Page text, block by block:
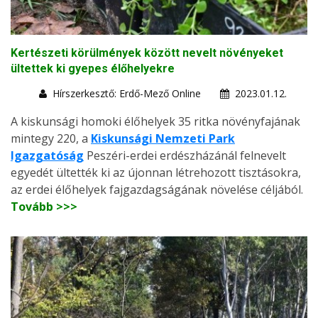
Kertészeti körülmények között nevelt növényeket
ültettek ki gyepes élőhelyekre
Hírszerkesztő: Erdő-Mező Online
2023.01.12.
A kiskunsági homoki élőhelyek 35 ritka növényfajának
mintegy 220, a Kiskunsági Nemzeti Park
Igazgatóság Peszéri-erdei erdészházánál felnevelt
egyedét ültették ki az újonnan létrehozott tisztásokra,
az erdei élőhelyek fajgazdagságának növelése céljából.
Tovább >>>